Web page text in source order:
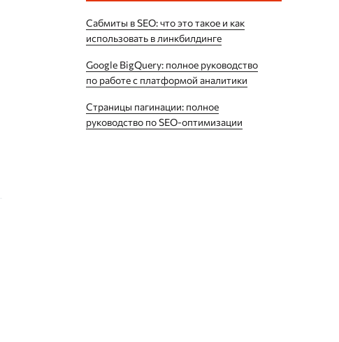
Сабмиты в SEO: что это такое и как
использовать в линкбилдинге
Google BigQuery: полное руководство
по работе с платформой аналитики
Страницы пагинации: полное
руководство по SEO-оптимизации